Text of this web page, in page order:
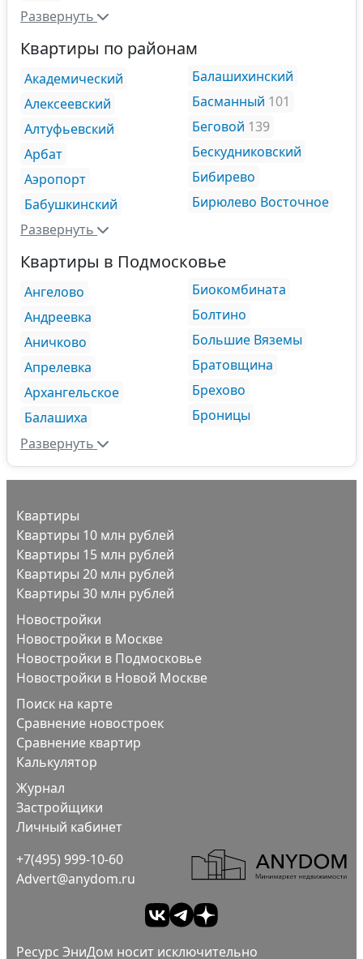
Развернуть
Квартиры по районам
Академический
Алексеевский
Алтуфьевский
Арбат
Аэропорт
Бабушкинский
Балашихинский
Басманный 101
Беговой 139
Бескудниковский
Бибирево
Бирюлево Восточное
Развернуть
Квартиры в Подмосковье
Ангелово
Андреевка
Аничково
Апрелевка
Архангельское
Балашиха
Биокомбината
Болтино
Большие Вяземы
Братовщина
Брехово
Броницы
Развернуть
Квартиры
Квартиры 10 млн рублей
Квартиры 15 млн рублей
Квартиры 20 млн рублей
Квартиры 30 млн рублей
Новостройки
Новостройки в Москве
Новостройки в Подмосковье
Новостройки в Новой Москве
Поиск на карте
Сравнение новостроек
Сравнение квартир
Калькулятор
Журнал
Застройщики
Личный кабинет
+7(495) 999-10-60
Advert@anydom.ru
Ресурс ЭниДом носит исключительно